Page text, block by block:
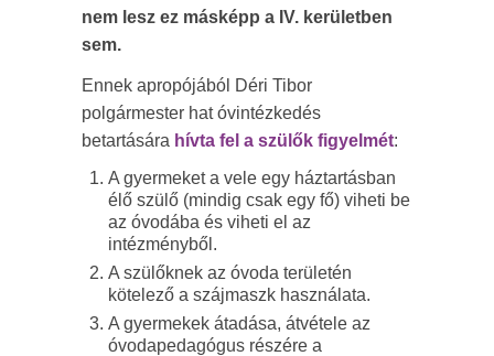
nem lesz ez másképp a IV. kerületben
sem.
Ennek apropójából Déri Tibor
polgármester hat óvintézkedés
betartására hívta fel a szülők figyelmét:
A gyermeket a vele egy háztartásban
élő szülő (mindig csak egy fő) viheti be
az óvodába és viheti el az
intézményből.
A szülőknek az óvoda területén
kötelező a szájmaszk használata.
A gyermekek átadása, átvétele az
óvodapedagógus részére a